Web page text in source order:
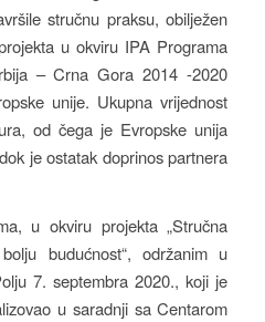
stručnu praksu, obilježen
u okviru IPA Programa
– Crna Gora 2014 -2020
unije. Ukupna vrijednost
od čega je Evropske unija
je ostatak doprinos partnera
u okviru projekta „Stručna
budućnost“, održanim u
7. septembra 2020., koji je
u saradnji sa Centarom